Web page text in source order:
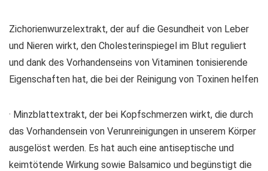
Zichorienwurzelextrakt, der auf die Gesundheit von Leber
und Nieren wirkt, den Cholesterinspiegel im Blut reguliert
und dank des Vorhandenseins von Vitaminen tonisierende
Eigenschaften hat, die bei der Reinigung von Toxinen helfen
· Minzblattextrakt, der bei Kopfschmerzen wirkt, die durch
das Vorhandensein von Verunreinigungen in unserem Körper
ausgelöst werden. Es hat auch eine antiseptische und
keimtötende Wirkung sowie Balsamico und begünstigt die